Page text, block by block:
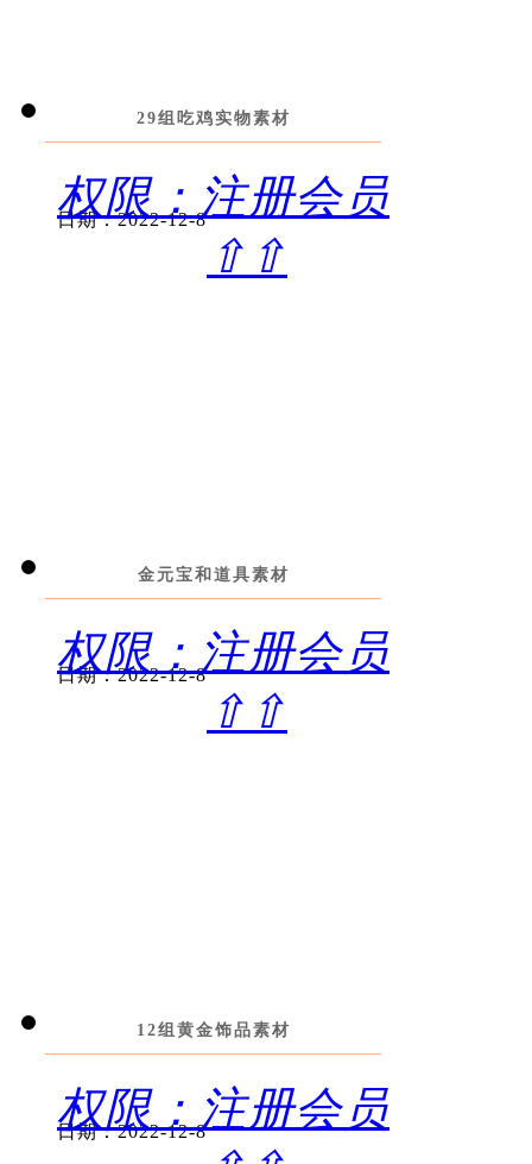
29组吃鸡实物素材
权限：注册会员
⇧⇧
日期：2022-12-8
金元宝和道具素材
权限：注册会员
⇧⇧
日期：2022-12-8
12组黄金饰品素材
权限：注册会员
日期：2022-12-8